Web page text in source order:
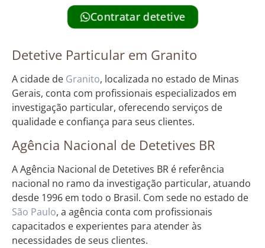
Contratar detetive
Detetive Particular em Granito
A cidade de Granito, localizada no estado de Minas
Gerais, conta com profissionais especializados em
investigação particular, oferecendo serviços de
qualidade e confiança para seus clientes.
Agência Nacional de Detetives BR
A Agência Nacional de Detetives BR é referência
nacional no ramo da investigação particular, atuando
desde 1996 em todo o Brasil. Com sede no estado de
São Paulo, a agência conta com profissionais
capacitados e experientes para atender às
necessidades de seus clientes.